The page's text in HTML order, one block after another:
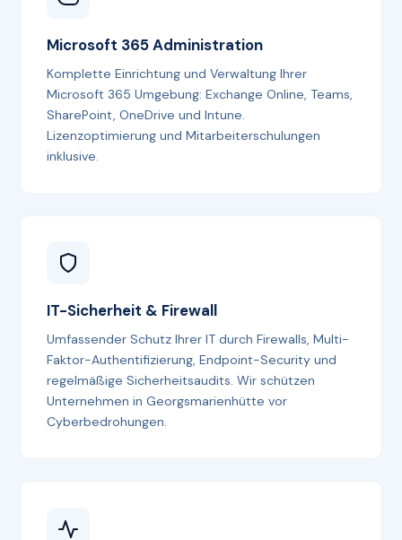
Microsoft 365 Administration
Komplette Einrichtung und Verwaltung Ihrer
Microsoft 365 Umgebung: Exchange Online, Teams,
SharePoint, OneDrive und Intune.
Lizenzoptimierung und Mitarbeiterschulungen
inklusive.
IT-Sicherheit & Firewall
Umfassender Schutz Ihrer IT durch Firewalls, Multi-
Faktor-Authentifizierung, Endpoint-Security und
regelmäßige Sicherheitsaudits. Wir schützen
Unternehmen in Georgsmarienhütte vor
Cyberbedrohungen.